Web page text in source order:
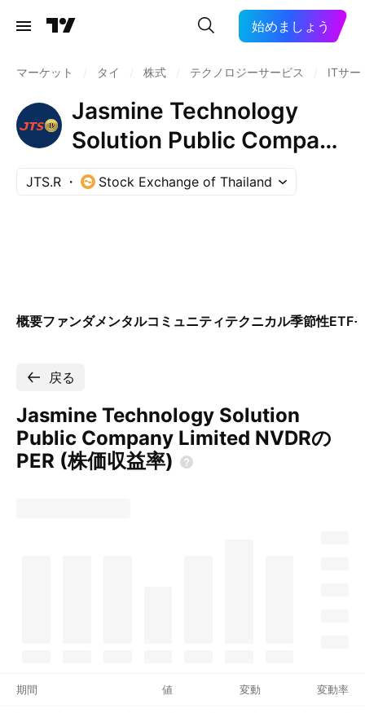
始めましょう
マーケット タイ 株式 テクノロジーサービス ITサー
Jasmine Technology
Solution Public Company
Limited NVDR
JTS.R Stock Exchange of Thailand
概要ファンダメンタルコミュニティテクニカル季節性ETF
戻る
Jasmine Technology Solution
Public Company Limited NVDRの
PER (株価収益率)
期間 値 変動 変動率